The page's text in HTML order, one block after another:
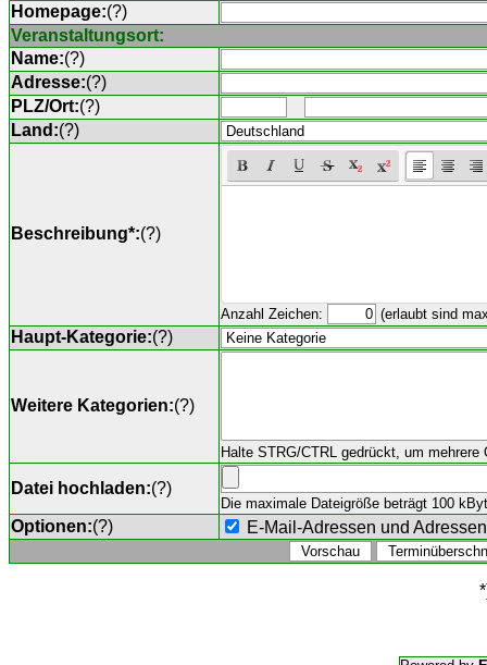
Homepage:(?)
Veranstaltungsort:
Name:(?)
Adresse:(?)
PLZ/Ort:(?)
Land:(?)
Beschreibung*:(?)
Anzahl Zeichen: (erlaubt sind
Haupt-Kategorie:(?)
Weitere Kategorien:(?)
Halte STRG/CTRL gedrückt, um mehrere
Datei hochladen:(?)
Die maximale Dateigröße beträgt 100
Optionen:(?) E-Mail-Adressen und